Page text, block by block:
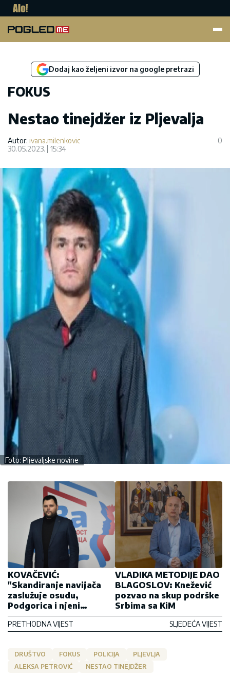
Dodaj kao željeni izvor na google pretrazi
FOKUS
Nestao tinejdžer iz Pljevalja
Autor: ivana.milenkovic
30.05.2023.
15:34
0
Foto: Pljevaljske novine
KOVAČEVIĆ:
"Skandiranje navijača
zaslužuje osudu,
Podgorica i njeni
stanovnici imaju moje
lično poštovanje"
PRETHODNA VIJEST
VLADIKA METODIJE DAO
BLAGOSLOV: Knežević
pozvao na skup podrške
Srbima sa KiM
SLJEDEĆA VIJEST
DRUŠTVO FOKUS POLICIJA
PLJEVLJA
ALEKSA PETROVIĆ
NESTAO TINEJDŽER